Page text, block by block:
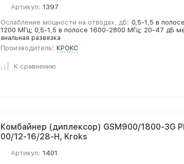
Артикул: 1397
Ослабление мощности на отводах, дБ: 0,5-1,5 в
1200 МГц; 0,5-1,5 в полосе 1600-2800 МГц; 20-47 дБ
анальная развязка
Производитель: КРОКС
К сравнению
Комбайнер (диплексор) GSM900/1800-3G
00/12-16/28-H, Kroks
Артикул: 1401